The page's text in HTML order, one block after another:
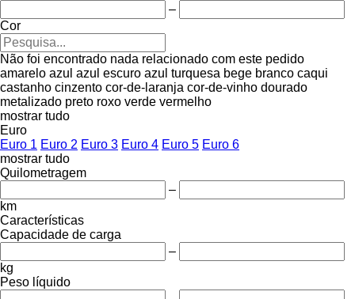
–
Cor
Não foi encontrado nada relacionado com este pedido
amarelo azul azul escuro azul turquesa bege branco caqui
castanho cinzento cor-de-laranja cor-de-vinho dourado
metalizado preto roxo verde vermelho
mostrar tudo
Euro
Euro 1 Euro 2 Euro 3 Euro 4 Euro 5 Euro 6
mostrar tudo
Quilometragem
–
km
Características
Capacidade de carga
–
kg
Peso líquido